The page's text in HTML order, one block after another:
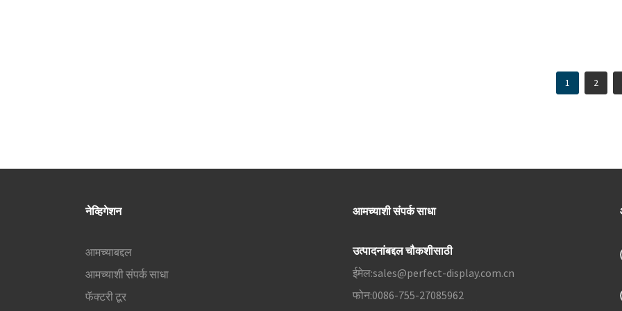
1 2
नेव्हिगेशन
आमच्याबद्दल
आमच्याशी संपर्क साधा
फॅक्टरी टूर
आमच्याशी संपर्क साधा
उत्पादनांबद्दल चौकशीसाठी
ईमेल:sales@perfect-display.com.cn
फोन:0086-755-27085962